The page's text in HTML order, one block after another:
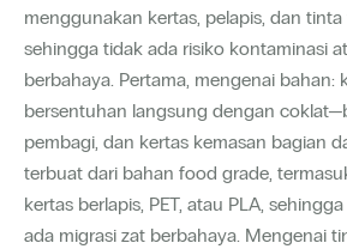
menggunakan kertas, pelapis, dan
sehingga tidak ada risiko kontaminasi
berbahaya. Pertama, mengenai bahan:
bersentuhan langsung dengan
pembagi, dan kertas kemasan bagian
terbuat dari bahan food grade,
kertas berlapis, PET, atau PLA,
ada migrasi zat berbahaya. Mengenai